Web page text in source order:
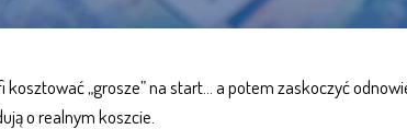
kosztować „grosze” na start… a potem zaskoczyć
o realnym koszcie.